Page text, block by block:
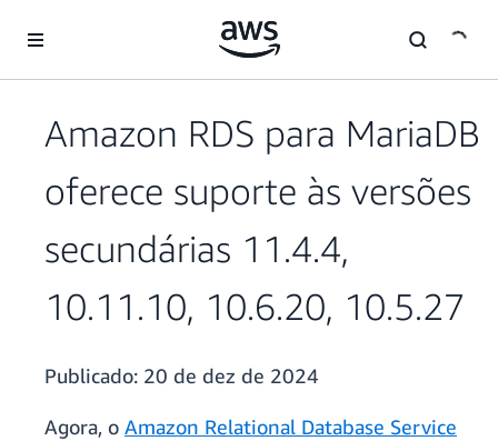
Pular para o conteúdo principal
Amazon RDS para MariaDB
oferece suporte às versões
secundárias 11.4.4,
10.11.10, 10.6.20, 10.5.27
Publicado: 20 de dez de 2024
Agora, o Amazon Relational Database Service